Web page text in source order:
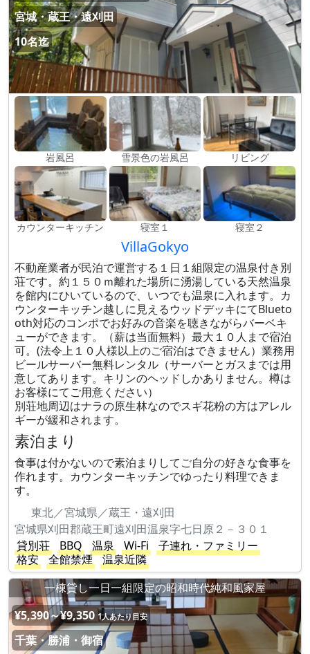
宮城・蔵王・遠刈田
10名迄
岩風呂 雪景色の岩風呂 リビング
カウンターキッチン 寝室１ 寝室２
VillaGokyo
不動産業者が民泊で運営する１日１組限定の温泉付き別
荘です。約１５０ｍ離れた場所に湧湯している天然温泉
を館内にひいているので、いつでも温泉に入れます。カ
ウンターキッチン越しに見えるウッドデッキにてBlueto
oth対応のコンポでお好みの音楽を聴きながらバーベキ
ューができます。（薪は当面無料）最大１０人まで宿泊
可。(法令上１０人様以上のご宿泊はできません）業務用
ビールサーバー無料レンタル（サーバーとガスまでは用
意してあります。キリンのヘッドしかありません。樽は
お客様にてご用意ください）
別荘地周辺はナラの原生林なのでスギ花粉の方はアレル
ギーが緩和されます。
素泊まり
食事は付かないので素泊まりしてご自分の好きな食事を
作れます。カウンターキッチンでゆったり料理できま
す。
東北／宮城県／蔵王・遠刈田
宮城県刈田郡蔵王町遠刈田温泉字七日原２－３０１
貸別荘
BBQ 温泉 Wi-Fi
子連れ・ファミリー
格安
全館禁煙
温泉近隣
一棟貸し一日一組限定の昭和時代純和風家屋
¥5,390～¥9,350 1人あたり目安
千葉・勝浦・御宿